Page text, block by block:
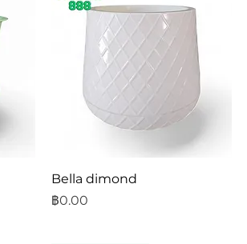
ดูข้อมูลด่วน
Bella dimond
ราคา
฿0.00